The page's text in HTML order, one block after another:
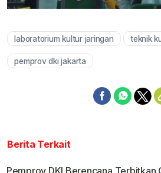
laboratorium kultur jaringan teknik
pemprov dki jakarta
Berita Terkait
Pemprov DKI Berencana Terbitkan